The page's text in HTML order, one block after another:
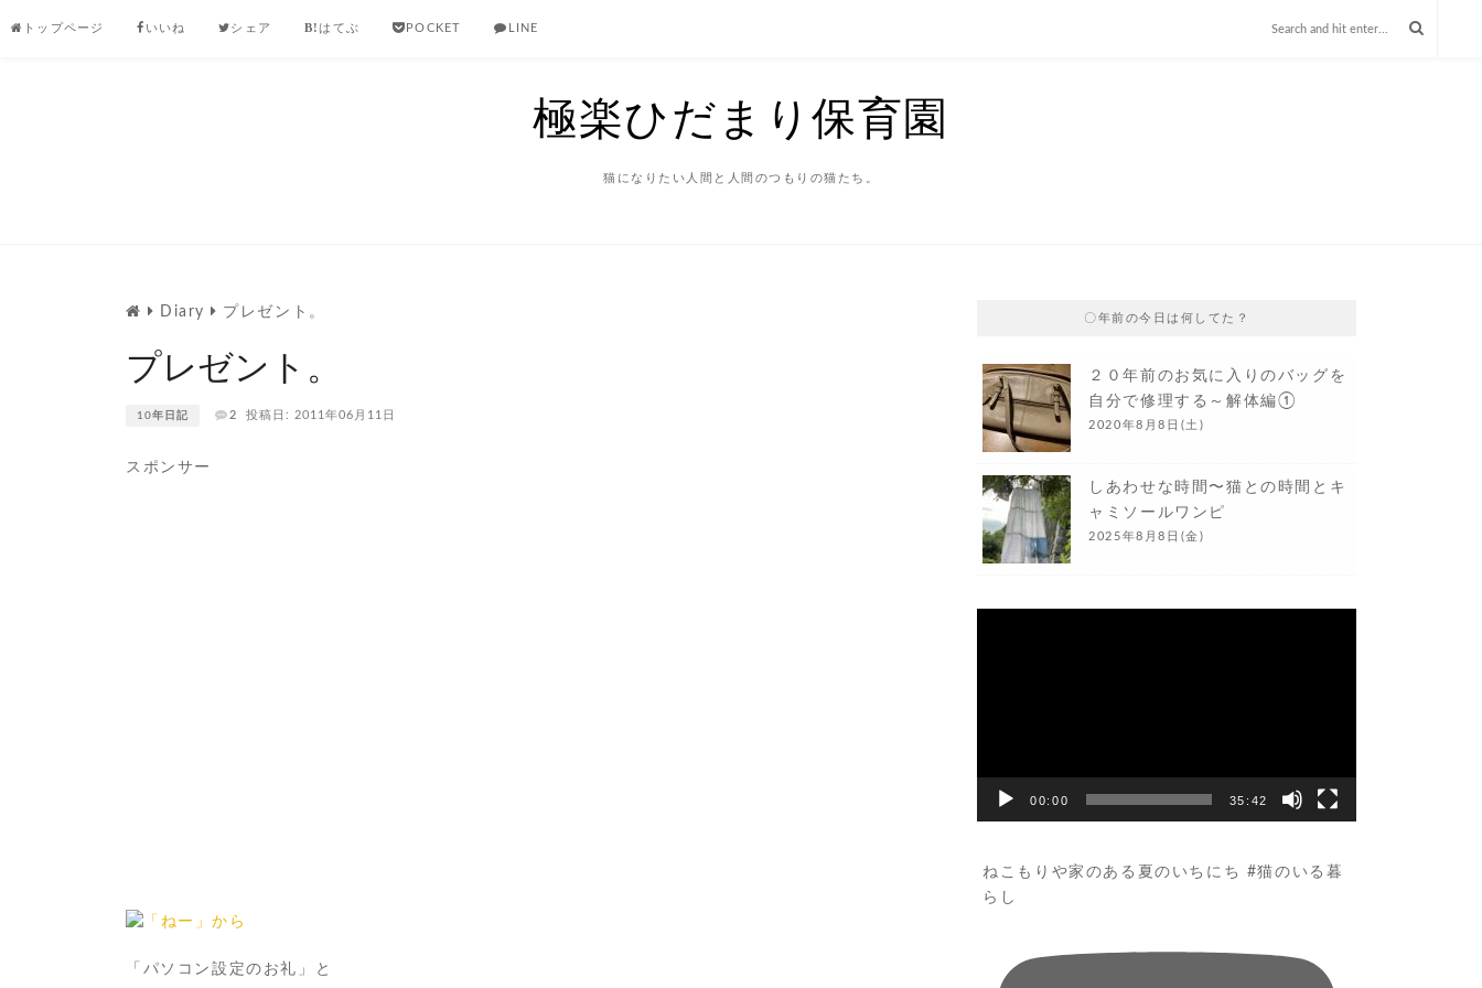
to
トップページ いいね シェア はてぶ POCKET LINE
極楽ひだまり保育園
猫になりたい人間と人間のつもりの猫たち。
Diary プレゼント。
プレゼント。
10年日記 2 投稿日: 2011年06月11日
スポンサー
「パソコン設定のお礼」と
〇年前の今日は何してた？
２０年前のお気に入りのバッグを
自分で修理する～解体編①
2020年8月8日(土)
しあわせな時間〜猫との時間とキ
ャミソールワンピ
2025年8月8日(金)
00:00 35:42
ねこもりや家のある夏のいちにち #猫のいる暮
らし